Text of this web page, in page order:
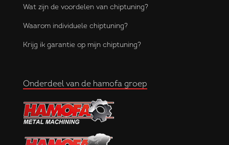
Wat zijn de voordelen van chiptuning?
Waarom individuele chiptuning?
Krijg ik garantie op mijn chiptuning?
Onderdeel van de hamofa groep